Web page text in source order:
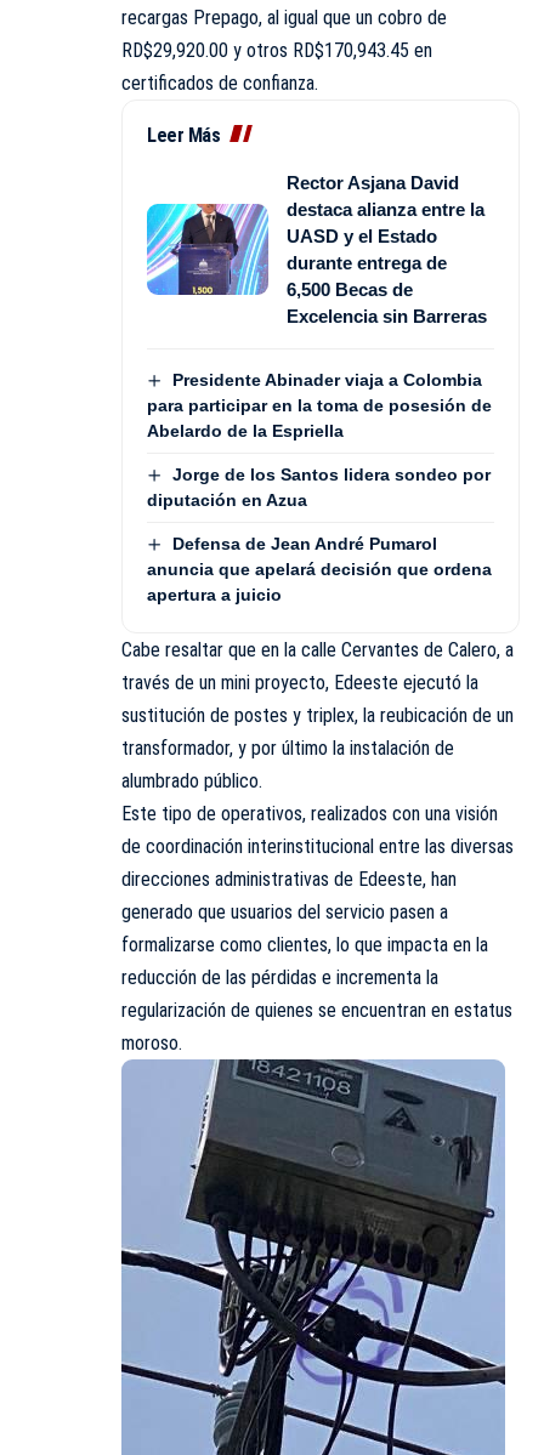
recargas Prepago, al igual que un cobro de
RD$29,920.00 y otros RD$170,943.45 en
certificados de confianza.
Leer Más
Rector Asjana David
destaca alianza entre la
UASD y el Estado
durante entrega de
6,500 Becas de
Excelencia sin Barreras
Presidente Abinader viaja a Colombia
para participar en la toma de posesión de
Abelardo de la Espriella
Jorge de los Santos lidera sondeo por
diputación en Azua
Defensa de Jean André Pumarol
anuncia que apelará decisión que ordena
apertura a juicio
Cabe resaltar que en la calle Cervantes de Calero, a
través de un mini proyecto, Edeeste ejecutó la
sustitución de postes y triplex, la reubicación de un
transformador, y por último la instalación de
alumbrado público.
Este tipo de operativos, realizados con una visión
de coordinación interinstitucional entre las diversas
direcciones administrativas de Edeeste, han
generado que usuarios del servicio pasen a
formalizarse como clientes, lo que impacta en la
reducción de las pérdidas e incrementa la
regularización de quienes se encuentran en estatus
moroso.